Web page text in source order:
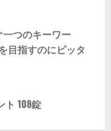
つのキーワー
目指すのにピッタ
ト 108錠